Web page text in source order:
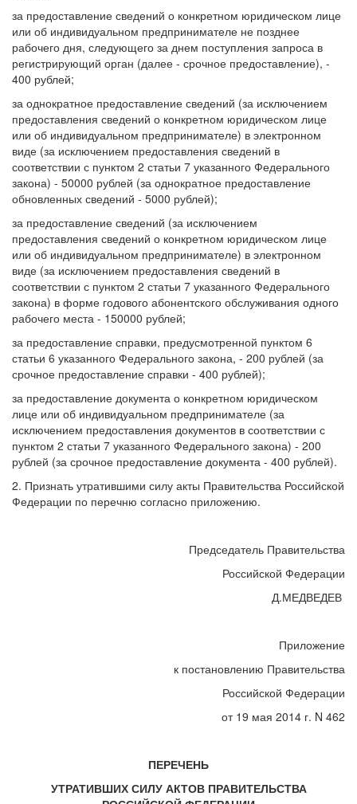
за предоставление сведений о конкретном юридическом лице
или об индивидуальном предпринимателе не позднее
рабочего дня, следующего за днем поступления запроса в
регистрирующий орган (далее - срочное предоставление), -
400 рублей;
за однократное предоставление сведений (за исключением
предоставления сведений о конкретном юридическом лице
или об индивидуальном предпринимателе) в электронном
виде (за исключением предоставления сведений в
соответствии с пунктом 2 статьи 7 указанного Федерального
закона) - 50000 рублей (за однократное предоставление
обновленных сведений - 5000 рублей);
за предоставление сведений (за исключением
предоставления сведений о конкретном юридическом лице
или об индивидуальном предпринимателе) в электронном
виде (за исключением предоставления сведений в
соответствии с пунктом 2 статьи 7 указанного Федерального
закона) в форме годового абонентского обслуживания одного
рабочего места - 150000 рублей;
за предоставление справки, предусмотренной пунктом 6
статьи 6 указанного Федерального закона, - 200 рублей (за
срочное предоставление справки - 400 рублей);
за предоставление документа о конкретном юридическом
лице или об индивидуальном предпринимателе (за
исключением предоставления документов в соответствии с
пунктом 2 статьи 7 указанного Федерального закона) - 200
рублей (за срочное предоставление документа - 400 рублей).
2. Признать утратившими силу акты Правительства Российской
Федерации по перечню согласно приложению.
Председатель Правительства
Российской Федерации
Д.МЕДВЕДЕВ
Приложение
к постановлению Правительства
Российской Федерации
от 19 мая 2014 г. N 462
ПЕРЕЧЕНЬ
УТРАТИВШИХ СИЛУ АКТОВ ПРАВИТЕЛЬСТВА